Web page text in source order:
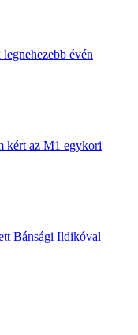
évén
kért az M1 egykori
Bánsági Ildikóval